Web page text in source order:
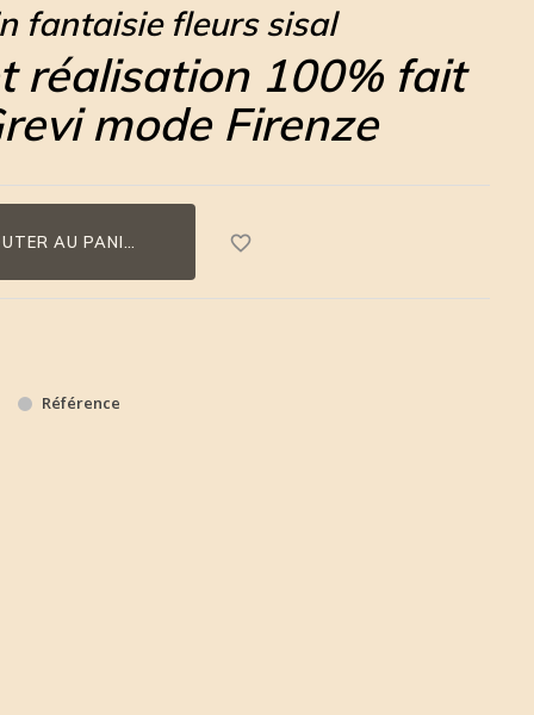
fantaisie fleurs sisal
réalisation 100% fait
mode Firenze
AU PANIER favorite_border
Référence